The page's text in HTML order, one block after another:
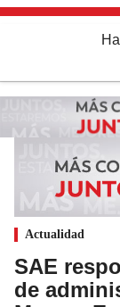
Actualidad
SAE
de